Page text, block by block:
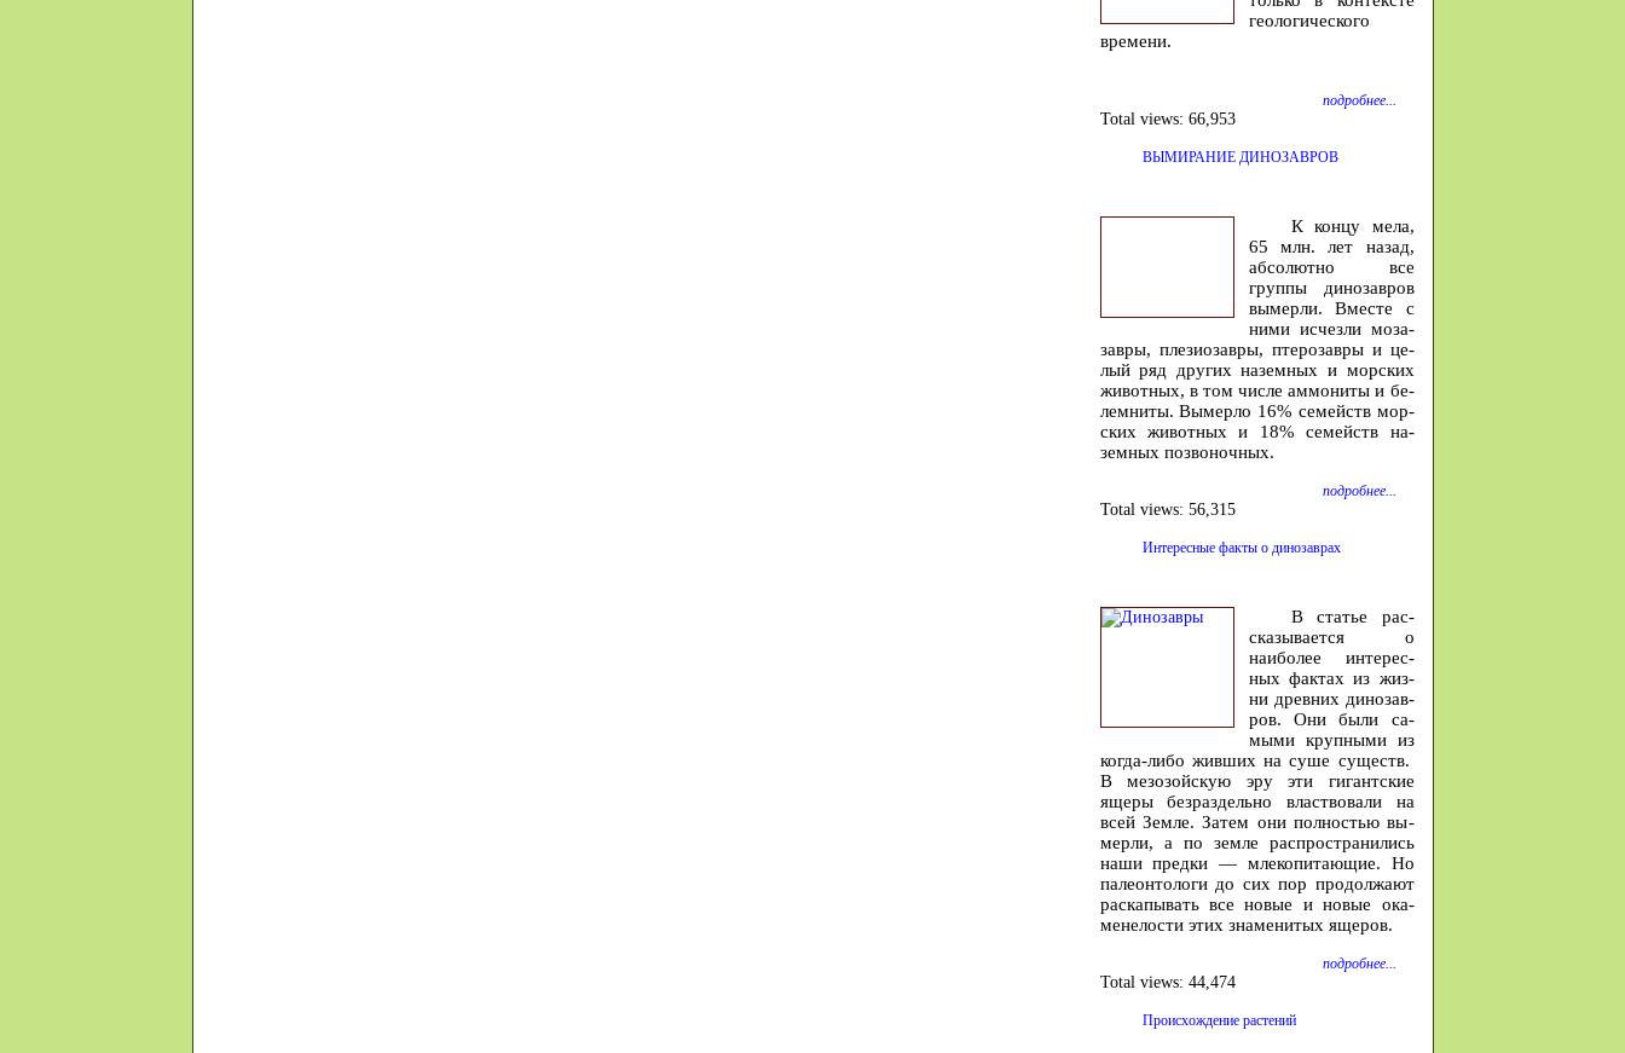
геологического
времени.
подробнее...
Total views: 66,953
ВЫМИРАНИЕ ДИНОЗАВРОВ
К концу мела,
65 млн. лет на­зад,
аб­со­лютно все
группы ди­но­завров
вы­мерли. Вместе с
ними ис­чезли мо­за­
завры, пле­зио­завры, птеро­завры и це­
лый ряд других на­земных и мор­ских
жи­вотных, в том числе ам­мо­ниты и бе­
лем­ниты. Вы­мерло 16% се­мейств мор­
ских жи­вотных и 18% се­мейств на­
земных по­зво­ночных.
подробнее...
Total views: 56,315
Интересные факты о динозаврах
В ста­тье рас­
ска­зы­ва­ется о
наибо­лее инте­рес­
ных фак­тах из жиз­
ни древ­них ди­но­зав­
ров. Они бы­ли са­
мы­ми круп­ны­ми из
ко­гда-либо жив­ших на су­ше су­ществ.
В ме­зо­зой­скую эру эти ги­гант­ские
яще­ры без­раз­дель­но власт­во­ва­ли на
всей Зем­ле. За­тем они пол­но­стью вы­
мер­ли, а по зем­ле рас­про­стра­ни­лись
на­ши пред­ки — мле­ко­пи­та­ю­щие. Но
па­ле­он­то­ло­ги до сих пор про­дол­жа­ют
рас­ка­пы­вать все но­вые и но­вые ока­
мене­ло­сти этих зна­ме­ни­тых яще­ров.
подробнее...
Total views: 44,474
Происхождение растений